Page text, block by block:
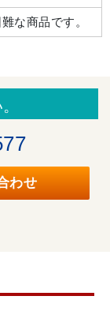
な商品です。
わせ